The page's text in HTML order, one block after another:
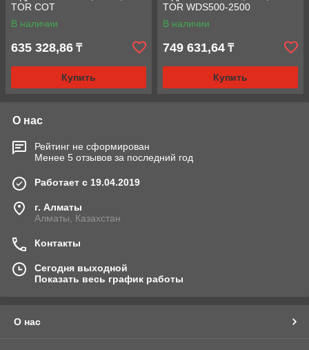
TOR COT
В наличии
635 328,86 ₸
Купить
TOR WDS500-2500
В наличии
749 631,64 ₸
Купить
О нас
Рейтинг не сформирован
Менее 5 отзывов за последний год
Работает с 19.04.2019
г. Алматы
Алматы, Казахстан
Контакты
Сегодня выходной
Показать весь график работы
О нас